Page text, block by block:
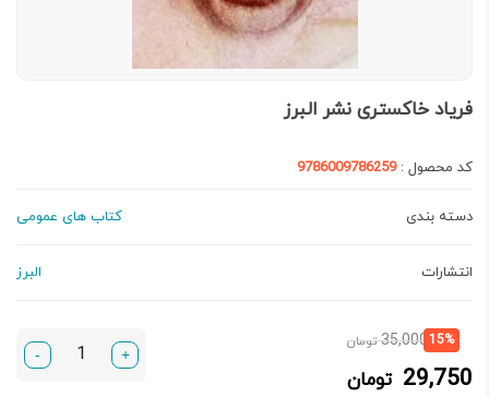
فریاد خاکستری نشر البرز
کد محصول :9786009786259
دسته بندی کتاب های عمومی
انتشارات البرز
15%
35,000 تومانقیمت
29,750 تومان
قیمت
29,750 تومان.
+
-